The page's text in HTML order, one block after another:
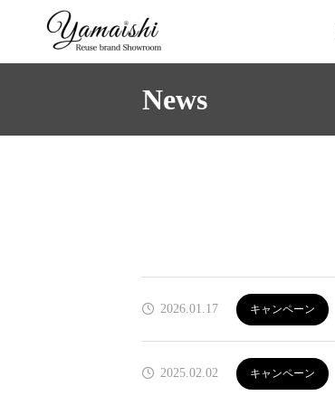
News
2026.01.17 キャンペーン
2025.02.02 キャンペーン